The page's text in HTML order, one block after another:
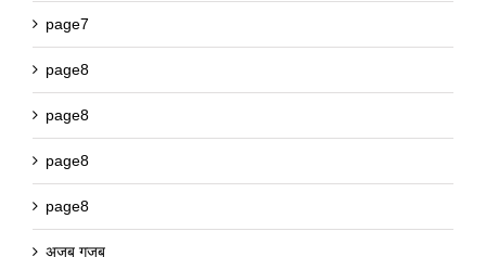
page7
page8
page8
page8
page8
अजब गजब